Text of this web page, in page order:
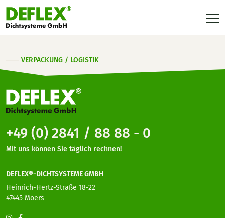
VERPACKUNG / LOGISTIK
+49 (0) 2841 / 88 88 - 0
Mit uns können Sie täglich rechnen!
DEFLEX®-DICHTSYSTEME GMBH
Heinrich-Hertz-Straße 18-22
47445 Moers